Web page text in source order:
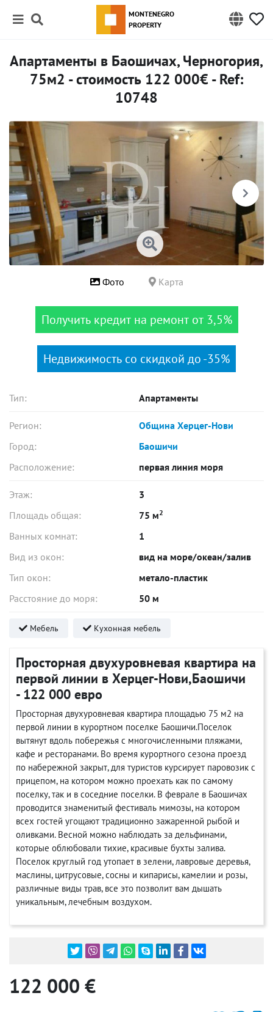
MONTENEGRO
PROPERTY
Апартаменты в Баошичах, Черногория,
75м2 - стоимость 122 000€ - Ref:
10748
Фото Карта
Получить кредит на ремонт от 3,5%
Недвижимость со скидкой до -35%
Тип: Апартаменты
Регион:
Община Херцег-Нови
Город:
Баошичи
Расположение:
первая линия моря
Этаж:
3
Площадь общая:
75 м2
Ванных комнат:
1
Вид из окон:
вид на море/океан/залив
Тип окон:
метало-пластик
Расстояние до моря:
50 м
Мебель Кухонная мебель
Просторная двухуровневая квартира на
первой линии в Херцег-Нови,Баошичи
- 122 000 евро
Просторная двухуровневая квартира площадью 75 м2 на
первой линии в курортном поселке Баошичи.Поселок
вытянут вдоль побережья с многочисленными пляжами,
кафе и ресторанами. Во время курортного сезона проезд
по набережной закрыт, для туристов курсирует паровозик с
прицепом, на котором можно проехать как по самому
поселку, так и в соседние поселки. В феврале в Баошичах
проводится знаменитый фестиваль мимозы, на котором
всех гостей угощают традиционно зажаренной рыбой и
оливками. Весной можно наблюдать за дельфинами,
которые облюбовали тихие, красивые бухты залива.
Поселок круглый год утопает в зелени, лавровые деревья,
маслины, цитрусовые, сосны и кипарисы, камелии и розы,
различные виды трав, все это позволит вам дышать
уникальным, лечебным воздухом.
122 000 €